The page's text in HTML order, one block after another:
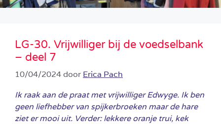
LG-30. Vrijwilliger bij de voedselbank
– deel 7
10/04/2024door Erica Pach
Ik raak aan de praat met vrijwilliger Edwyge. Ik ben
geen liefhebber van spijkerbroeken maar de hare
ziet er mooi uit. Verder: lekkere oranje trui, kek